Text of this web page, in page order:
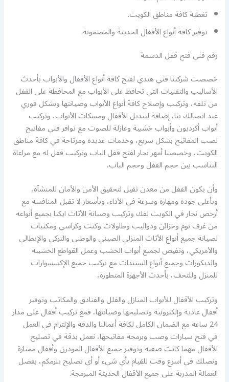
تغطية كافة مناطق الكويت.
توفير كافة أنواع الأقفال الحديثة والمضمونة.
رقم فني فتح قفل الدسمة
خصصت شركتنا فني هندي لفتح كافة أنواع الأقفال والأبواب بأحدث
الأساليب والتقنيات التي تحافظ على الأبواب مع المحافظة على القفل
من تلفه، وتركيب وإصلاح كافة أنواع الأبواب وصيانتها وبشكل فوري
عند اتصالك بنا، إضافة لتبديل الأقفال ومسكات الأبواب، وتركيب
أبواب أكرديون وأبواب خشبية وعازلة للصوت مع توافر فني مفاتيح
لصب المفاتيح بشكل سريع، وخدمات عديدة ومرتاحة في كافة مناطق
الكويت، وخصصنا أمهر نجار لفتح قفل الباب وتركيب قفل له مع مراعاة
التناسب بين حجم القفل وحجم الباب،
وأن يكون القفل من معدن ثقيل لتحقيق الأمن والأمان للمنشآة،
وبأعلى جودة ومهارة وسرعة في الأداء، وبأسعار لا تقبل المنافسة مع
أرخص نجار في الكويت لفك وتركيب وصيانة الأثاث ايكيا بجميع أنواعه
من غرف نوم وخزائن ودواليب وطاولات وكنت وكراسي ومكتبات
لصيانة جميع أنواع الأثاث المنزلي الصيني والوطني والتركي والإيطالي
والأمريكي، وتفيص لجميع أبواب الخشب وعمل القواطع الخشبية
والديكورات وجميع أنواع الستندات مع تركيب جميع الإكسسوارات
للمنزل وللتحف، بأحدث الأجهزة المتطورة،
وتركيب الأقفال للأبواب المنازل والفلل والفنادق والمكاتب وتوفير
أقفال عادية وإلكترونية وتصليحها وصيانتها، فمع تركيب أقفال على مدار
24 ساعة مع الضمان الكامل لكافة أعمالنا والدقة والإلتزام في العمل
في فتح سيارات وصب وبرمجة مفاتيحها، نعمل بدقة في تصليح
الأقفال مهما كانت صعبة وتوفير جميع الأقفال المودرن وأقفال ممتازة
ونصلك في أسرع وقت للقيام بأي شيء أو أي تصليح يلزمكم، بفضل
العمالة المدربة على جميع الأقفال الحديثة المبرمجة.